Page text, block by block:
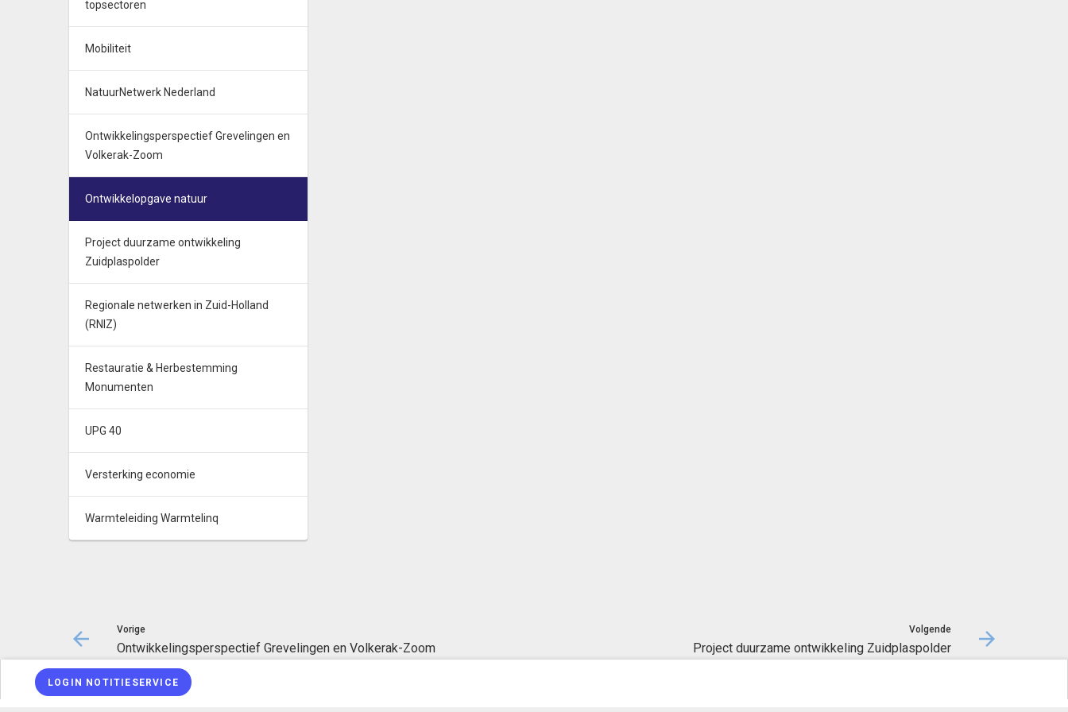
topsectoren
Mobiliteit
NatuurNetwerk Nederland
Ontwikkelingsperspectief Grevelingen en
Volkerak-Zoom
Ontwikkelopgave natuur
Project duurzame ontwikkeling
Zuidplaspolder
Regionale netwerken in Zuid-Holland
(RNIZ)
Restauratie & Herbestemming
Monumenten
UPG 40
Versterking economie
Warmteleiding Warmtelinq
Vorige
Ontwikkelingsperspectief Grevelingen en Volkerak-Zoom
Volgende
Project duurzame ontwikkeling Zuidplaspolder
LOGIN NOTITIESERVICE